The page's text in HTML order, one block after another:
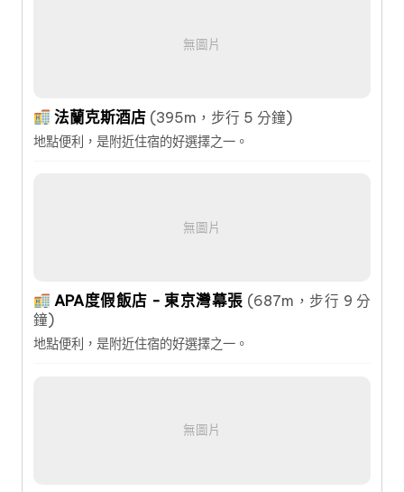
無圖片
法蘭克斯酒店 (395m，步行 5 分鐘)
地點便利，是附近住宿的好選擇之一。
無圖片
APA度假飯店 - 東京灣幕張 (687m，步行 9 分
鐘)
地點便利，是附近住宿的好選擇之一。
無圖片